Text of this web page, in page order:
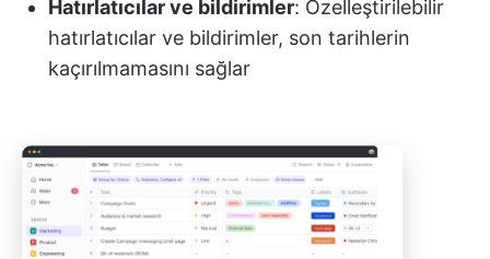
Hatırlatıcılar ve bildirimler: Özelleştirilebilir
hatırlatıcılar ve bildirimler, son tarihlerin
kaçırılmamasını sağlar